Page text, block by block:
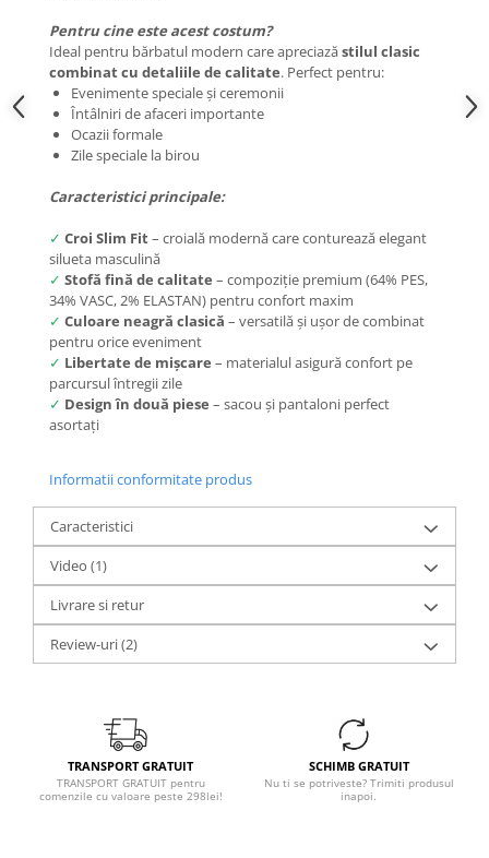
Pentru cine este acest costum?
Ideal pentru bărbatul modern care apreciazăstilul clasic
combinat cu detaliile de calitate. Perfect pentru:
Evenimente speciale și ceremonii
Întâlniri de afaceri importante
Ocazii formale
Zile speciale la birou
Caracteristici principale:
✓ Croi Slim Fit– croială modernă care conturează elegant
silueta masculină
✓ Stofă fină de calitate – compoziție premium (64% PES,
34% VASC, 2% ELASTAN) pentru confort maxim
✓ Culoare neagră clasică – versatilă și ușor de combinat
pentru orice eveniment
✓ Libertate de mișcare – materialul asigură confort pe
parcursul întregii zile
✓ Design în două piese – sacou și pantaloni perfect
asortați
Informatii conformitate produs
Caracteristici
Video (1)
Livrare si retur
Review-uri(2)
TRANSPORT GRATUIT
TRANSPORT GRATUIT pentru
comenzile cu valoare peste 298lei!
SCHIMB GRATUIT
Nu ti se potriveste? Trimiti produsul
inapoi.